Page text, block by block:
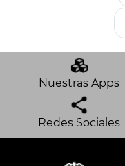
Nuestras Apps
Redes Sociales